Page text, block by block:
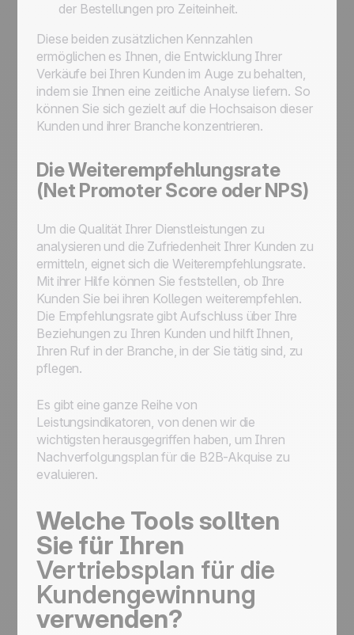
der Bestellungen pro Zeiteinheit.
Diese beiden zusätzlichen Kennzahlen
ermöglichen es Ihnen, die Entwicklung Ihrer
Verkäufe bei Ihren Kunden im Auge zu behalten,
indem sie Ihnen eine zeitliche Analyse liefern. So
können Sie sich gezielt auf die Hochsaison dieser
Kunden und ihrer Branche konzentrieren.
Die Weiterempfehlungsrate
(Net Promoter Score oder NPS)
Um die Qualität Ihrer Dienstleistungen zu
analysieren und die Zufriedenheit Ihrer Kunden zu
ermitteln, eignet sich die Weiterempfehlungsrate.
Mit ihrer Hilfe können Sie feststellen, ob Ihre
Kunden Sie bei ihren Kollegen weiterempfehlen.
Die Empfehlungsrate gibt Aufschluss über Ihre
Beziehungen zu Ihren Kunden und hilft Ihnen,
Ihren Ruf in der Branche, in der Sie tätig sind, zu
pflegen.
Es gibt eine ganze Reihe von
Leistungsindikatoren, von denen wir die
wichtigsten herausgegriffen haben, um Ihren
Nachverfolgungsplan für die B2B-Akquise zu
evaluieren.
Welche Tools sollten
Sie für Ihren
Vertriebsplan für die
Kundengewinnung
verwenden?